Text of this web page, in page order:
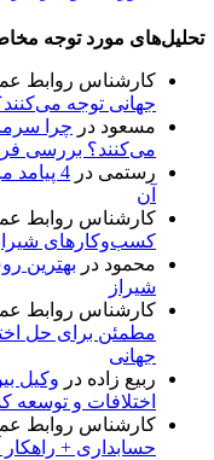
تحلیل‌های مورد توجه
کارشناس روابط
جهانی توجه
مسعود در چرا
می‌کنند؟ بررسی
رستمی در
4
آن
کارشناس روابط
کسب‌وکارهای
محمود در بهترین
شیراز
کارشناس روابط
مطمئن برای حل
جهانی
ربیع زاده در وکیل
اختلافات و
کارشناس روابط
حسابداری + راهکار